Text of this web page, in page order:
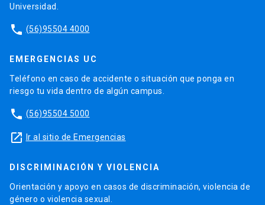
Universidad.
phone (56)95504 4000
EMERGENCIAS UC
Teléfono en caso de accidente o situación que ponga en
riesgo tu vida dentro de algún campus.
phone (56)95504 5000
launch Ir al sitio de Emergencias
DISCRIMINACIÓN Y VIOLENCIA
Orientación y apoyo en casos de discriminación, violencia de
género o violencia sexual.